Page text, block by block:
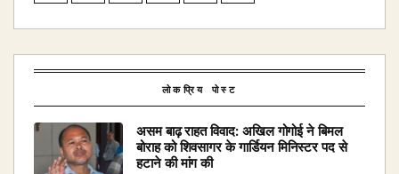
लोकप्रिय पोस्ट
असम बाढ़ राहत विवाद: अखिल गोगोई ने बिमल
बोराह को शिवसागर के गार्डियन मिनिस्टर पद से
हटाने की मांग की